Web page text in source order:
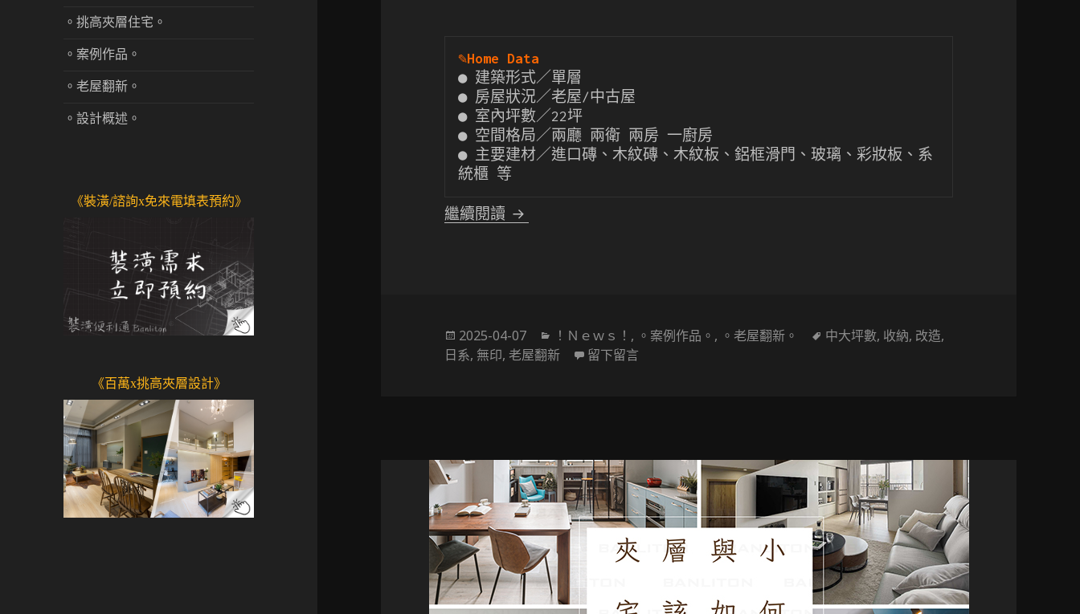
。挑高夾層住宅。
。案例作品。
。老屋翻新。
。設計概述。
《裝潢/諮詢x免來電填表預約》
《百萬x挑高夾層設計》
✎Home Data
● 建築形式／單層
● 房屋狀況／老屋/中古屋
● 室內坪數／22坪
● 空間格局／兩廳 兩衛 兩房 一廚房
● 主要建材／進口磚、木紋磚、木紋板、鋁框滑門、玻璃、彩妝板、系
統櫃 等
繼續閱讀 〔中大坪數設計〕老屋翻新大變身！極簡現代設計，打造無印生活感
發
佈
2025-04-07
分
類
！Ｎｅｗｓ！ , 。案例作品。 , 。老屋翻新。
標
中大坪數, 收納, 改造,
日系, 無印, 老屋翻新 留下留言在 〔中大坪數設計〕老屋翻新大變身！極簡現代設計，打造無印生活感